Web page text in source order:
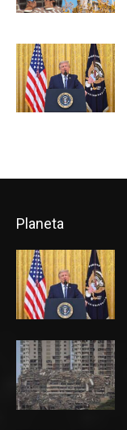
Planeta